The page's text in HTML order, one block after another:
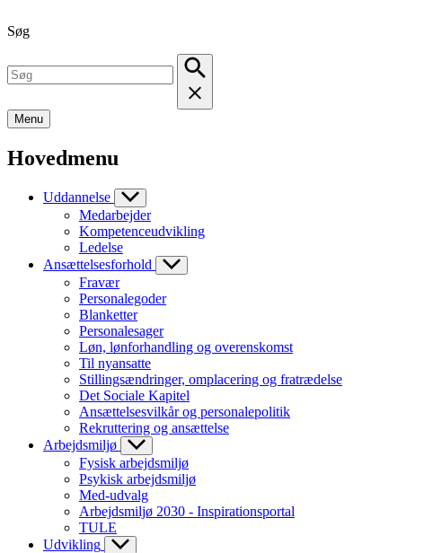
Søg
Menu
Hovedmenu
Uddannelse
Medarbejder
Kompetenceudvikling
Ledelse
Ansættelsesforhold
Fravær
Personalegoder
Blanketter
Personalesager
Løn, lønforhandling og overenskomst
Til nyansatte
Stillingsændringer, omplacering og fratrædelse
Det Sociale Kapitel
Ansættelsesvilkår og personalepolitik
Rekruttering og ansættelse
Arbejdsmiljø
Fysisk arbejdsmiljø
Psykisk arbejdsmiljø
Med-udvalg
Arbejdsmiljø 2030 - Inspirationsportal
TULE
Udvikling